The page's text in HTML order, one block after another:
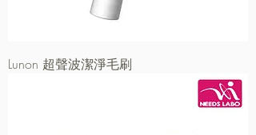
Lunon 超聲波潔淨毛刷